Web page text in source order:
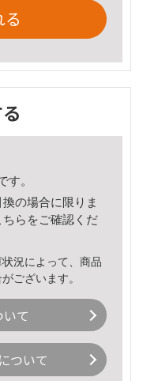
す。
の場合に限りま
ちら をご確認くだ
況によって、商品
ございます。
て
ついて